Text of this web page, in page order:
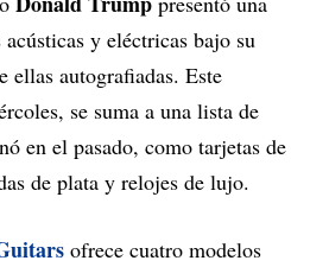
y eléctricas bajo su
ellas autografiadas. Este
se suma a una lista de
en el pasado, como tarjetas de
de plata y relojes de lujo.
ofrece cuatro modelos